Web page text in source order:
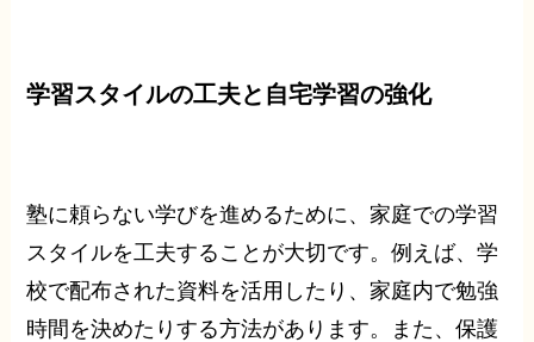
学習スタイルの工夫と自宅学習の強化
塾に頼らない学びを進めるために、家庭での学習
スタイルを工夫することが大切です。例えば、学
校で配布された資料を活用したり、家庭内で勉強
時間を決めたりする方法があります。また、保護